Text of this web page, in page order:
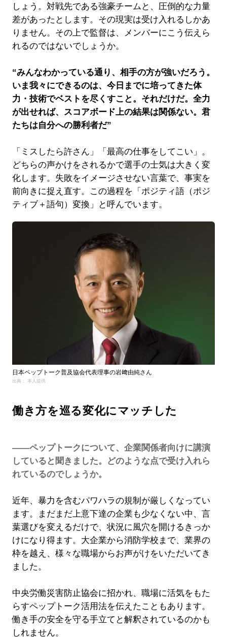
しょう。対戦先である強豪チームと、圧倒的な力量
差があったとします。その現実は受け入れるしかあ
りません。その上で監督は、メンバーにこう伝えら
れるのではないでしょうか。
“みんなわかっている通り、相手の方が強いだろう。
いま我々にできるのは、今日までに培ってきた体
力・技術でベストを尽くすこと。それだけだ。全力
が出せれば、スコアボード上の結果は関係ない。君
たちは自分への勝利者だ”
「ミスしたら許さん」「最高の仕事をしてこい」。
どちらの声かけをされるかで選手の士気は大きく変
化します。失敗をイメージさせない言葉で、事実を
前向きに捉え直す。この過程を「ポジティ語（ポジ
ティブ＋語句）変換」と呼んでいます。
日本ペップトーク普及協会代表理事の岩﨑由純さん
出典： 本人提供
働き方を巡る変化にマッチした
――ペップトークについて、企業関係者向けに講演
していると聞きました。どのような点で受け入れら
れているのでしょうか。
近年、暴力を含むパワハラの規制が厳しくなってい
ます。まだまだ上意下達の企業も少なくない中、言
葉選びを変えるだけで、状況に風穴を開けるきっか
けになり得ます。大企業から消防学校まで、業界の
枠を越え、様々な職場からお声がけをいただいてき
ました。
中央労働災害防止協会に招かれ、職場に活気をもた
らすペップトーク活用法を伝えたこともあります。
働き手の安全を守る手立てと解釈されているのかも
しれません。